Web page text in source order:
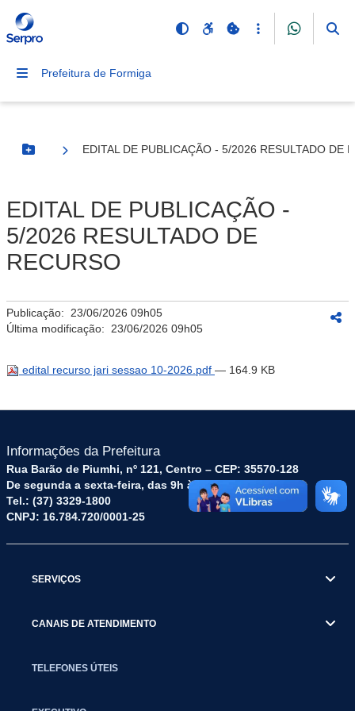
Prefeitura de Formiga
Botão Menu
EDITAL DE PUBLICAÇÃO - 5/2026 RESULTADO DE
EDITAL DE PUBLICAÇÃO -
5/2026 RESULTADO DE
RECURSO
Publicação: 23/06/2026 09h05
Última modificação: 23/06/2026 09h05
edital recurso jari sessao 10-2026.pdf — 164.9 KB
Informações da Prefeitura
Rua Barão de Piumhi, nº 121, Centro – CEP: 35570-128
De segunda a sexta-feira, das 9h às 16h
Tel.: (37) 3329-1800
CNPJ: 16.784.720/0001-25
SERVIÇOS
CANAIS DE ATENDIMENTO
TELEFONES ÚTEIS